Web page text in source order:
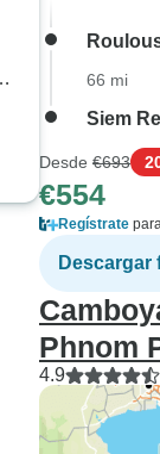
66 mi
Siem
Desde €693
€554
Regístrate
Descargar
Phnom
4.9